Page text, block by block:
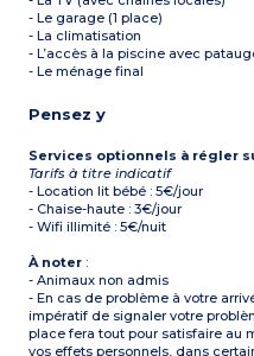
- Le garage (1 place)
- La climatisation
- L’accès à la piscine avec
- Le ménage final
Pensez y
Services optionnels à régler
Tarifs à titre indicatif
- Location lit bébé : 5€/jour
- Chaise-haute : 3€/jour
- Wifi illimité : 5€/nuit
À noter :
- Animaux non admis
- En cas de problème à votre
impératif de signaler votre
place fera tout pour satisfaire au
vos effets personnels, dans